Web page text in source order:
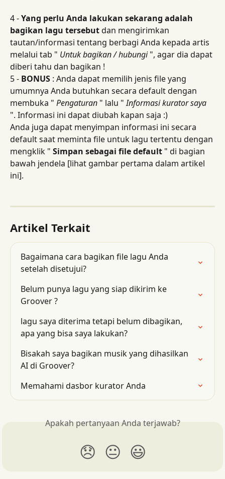
4 - Yang perlu Anda lakukan sekarang adalah
bagikan lagu tersebut dan mengirimkan
tautan/informasi tentang berbagi Anda kepada artis
melalui tab " Untuk bagikan / hubungi ", agar dia dapat
diberi tahu dan bagikan !
5 - BONUS : Anda dapat memilih jenis file yang
umumnya Anda butuhkan secara default dengan
membuka " Pengaturan " lalu " Informasi kurator saya
". Informasi ini dapat diubah kapan saja :)
Anda juga dapat menyimpan informasi ini secara
default saat meminta file untuk lagu tertentu dengan
mengklik " Simpan sebagai file default " di bagian
bawah jendela [lihat gambar pertama dalam artikel
ini].
Artikel Terkait
Bagaimana cara bagikan file lagu Anda
setelah disetujui?
Belum punya lagu yang siap dikirim ke
Groover ?
lagu saya diterima tetapi belum dibagikan,
apa yang bisa saya lakukan?
Bisakah saya bagikan musik yang dihasilkan
AI di Groover?
Memahami dasbor kurator Anda
Apakah pertanyaan Anda terjawab?
😞 😐 😃